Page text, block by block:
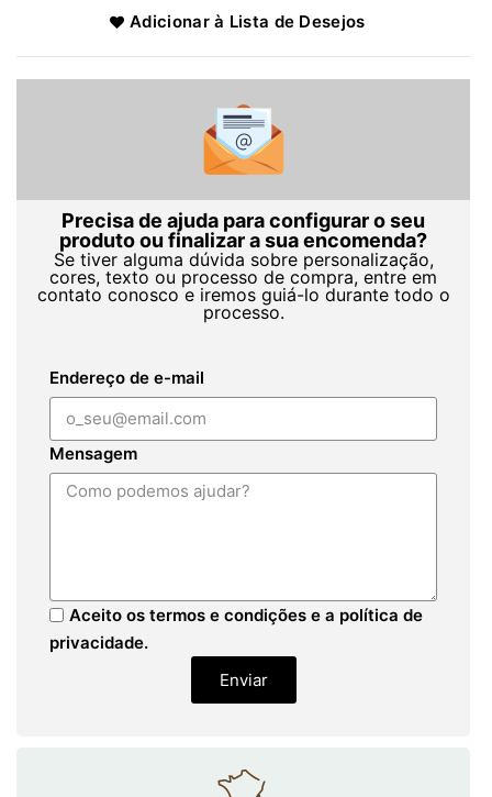
Adicionar à Lista de Desejos
Precisa de ajuda para configurar o seu
produto ou finalizar a sua encomenda?
Se tiver alguma dúvida sobre personalização,
cores, texto ou processo de compra, entre em
contato conosco e iremos guiá-lo durante todo o
processo.
Endereço de e-mail
Mensagem
Aceito os termos e condições e a política de
privacidade.
Enviar